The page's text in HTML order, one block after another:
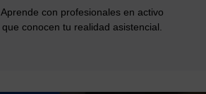
Aprende con profesionales en activo
que conocen tu realidad asistencial.